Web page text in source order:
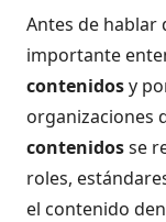
Antes de hablar
importante
contenidosy
organizaciones
contenidosse
roles,
el contenido